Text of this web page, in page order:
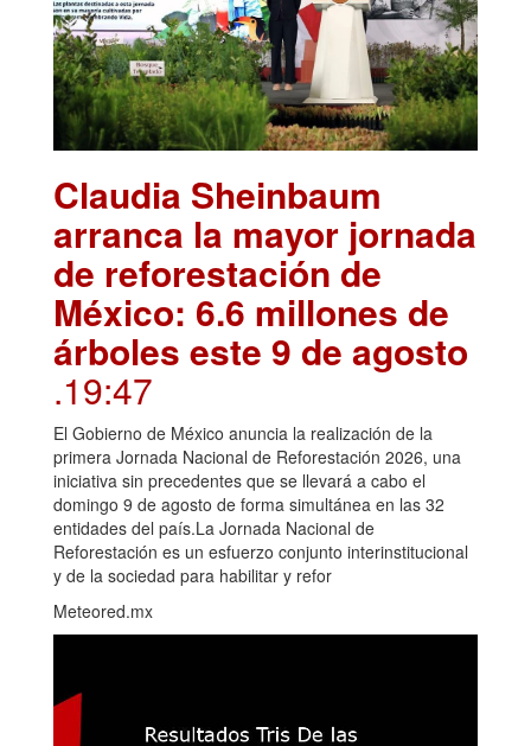
Claudia Sheinbaum
arranca la mayor jornada
de reforestación de
México: 6.6 millones de
árboles este 9 de agosto
.19:47
El Gobierno de México anuncia la realización de la
primera Jornada Nacional de Reforestación 2026, una
iniciativa sin precedentes que se llevará a cabo el
domingo 9 de agosto de forma simultánea en las 32
entidades del país.La Jornada Nacional de
Reforestación es un esfuerzo conjunto interinstitucional
y de la sociedad para habilitar y refor
Meteored.mx